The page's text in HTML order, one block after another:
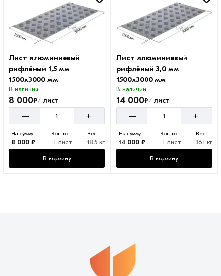
Лист алюминиевый
рифлёный 1,5 мм
1500х3000 мм
В наличии
8 000₽/ лист
– +
На сумму
8 000 ₽
Кол-во
1 лист
Вес
18.5 кг
В корзину
Лист алюминиевый
рифлёный 3,0 мм
1500х3000 мм
В наличии
14 000₽/лист
– +
На сумму
14 000 ₽
Кол-во
1 лист
Вес
36.1 кг
В корзину